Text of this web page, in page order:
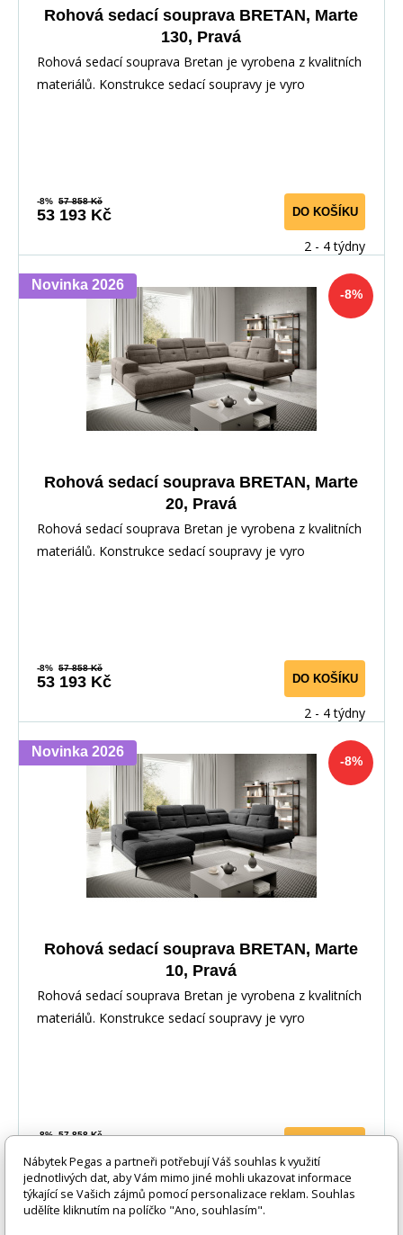
Rohová sedací souprava BRETAN, Marte
130, Pravá
Rohová sedací souprava Bretan je vyrobena z kvalitních
materiálů. Konstrukce sedací soupravy je vyro
-8% 57 858 Kč
53 193 Kč DO KOŠÍKU
2 - 4 týdny
-8%
Novinka 2026
Rohová sedací souprava BRETAN, Marte
20, Pravá
Rohová sedací souprava Bretan je vyrobena z kvalitních
materiálů. Konstrukce sedací soupravy je vyro
-8% 57 858 Kč
53 193 Kč DO KOŠÍKU
2 - 4 týdny
-8%
Novinka 2026
Rohová sedací souprava BRETAN, Marte
10, Pravá
Rohová sedací souprava Bretan je vyrobena z kvalitních
materiálů. Konstrukce sedací soupravy je vyro
-8%57 858 Kč
2 - 4 týdny
Novinka 2026
Nábytek Pegas a partneři potřebují Váš souhlas k využití
jednotlivých dat, aby Vám mimo jiné mohli ukazovat informace
týkající se Vašich zájmů pomocí personalizace reklam. Souhlas
udělíte kliknutím na políčko "Ano, souhlasím".